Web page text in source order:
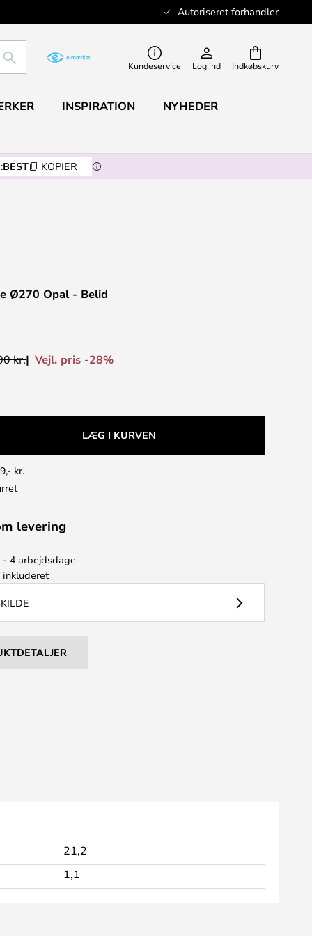
Autoriseret forhandler
Indkøbskurv
SØG Kundeservice Log ind
INSPIRATION NYHEDER
BEST KOPIER
Ø270 Opal - Belid
kr. Vejl. pris -28%
LÆG I KURVEN
kr.
levering
4 arbejdsdage
inkluderet
21,2
1,1